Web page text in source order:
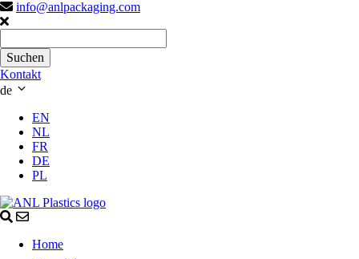
info@anlpackaging.com
Kontakt
de
EN
NL
FR
DE
PL
Home